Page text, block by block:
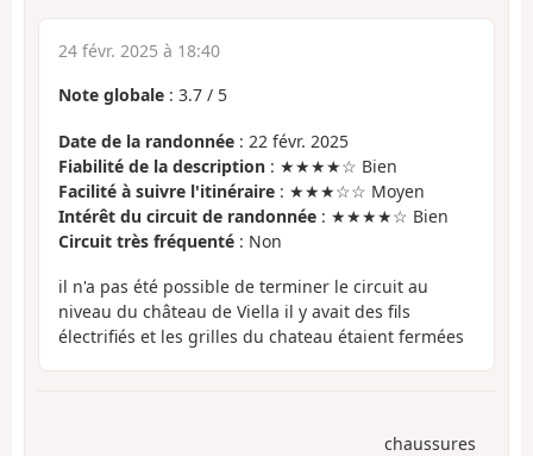
24 févr. 2025 à 18:40
Note globale : 3.7 / 5
Date de la randonnée : 22 févr. 2025
Fiabilité de la description : ★★★★☆ Bien
Facilité à suivre l'itinéraire : ★★★☆☆ Moyen
Intérêt du circuit de randonnée : ★★★★☆ Bien
Circuit très fréquenté : Non
il n'a pas été possible de terminer le circuit au
niveau du château de Viella il y avait des fils
électrifiés et les grilles du chateau étaient fermées
chaussures